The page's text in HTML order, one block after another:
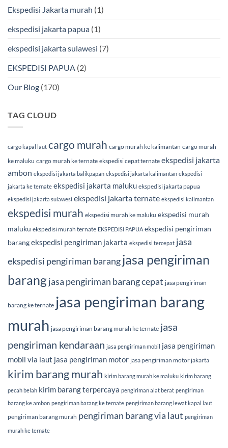
Ekspedisi Jakarta murah (1)
ekspedisi jakarta papua (1)
ekspedisi jakarta sulawesi (7)
EKSPEDISI PAPUA (2)
Our Blog (170)
TAG CLOUD
cargo kapal laut cargo murah cargo murah ke kalimantan cargo murah
ke maluku cargo murah ke ternate ekspedisi cepat ternate ekspedisi jakarta
ambon ekspedisi jakarta balikpapan ekspedisi jakarta kalimantan ekspedisi
jakarta ke ternate ekspedisi jakarta maluku ekspedisi jakarta papua
ekspedisi jakarta sulawesi ekspedisi jakarta ternate ekspedisi kalimantan
ekspedisi murah ekspedisi murah ke maluku ekspedisi murah
maluku ekspedisi murah ternate EKSPEDISI PAPUA ekspedisi pengiriman
barangekspedisi pengiriman jakarta ekspedisi tercepat jasa
ekspedisi pengiriman barangjasa pengiriman
barangjasa pengiriman barang cepat jasa pengiriman
barang ke ternate jasa pengiriman barang
murah jasa pengiriman barang murah ke ternate jasa
pengiriman kendaraan jasa pengiriman mobil
jasa pengiriman
mobil via laut jasa pengiriman motor jasa pengiriman motor jakarta
kirim barang murah kirim barang murah ke maluku kirim barang
pecah belah kirim barang terpercaya pengiriman alat berat pengiriman
barang ke ambon pengiriman barang ke ternate pengiriman barang lewat kapal laut
pengiriman barang murah pengiriman barang via laut pengiriman
murah ke ternate